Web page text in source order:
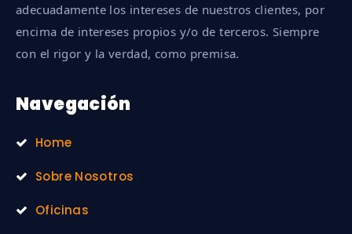
adecuadamente los intereses de nuestros clientes, por
encima de intereses propios y/o de terceros. Siempre
con el rigor y la verdad, como premisa.
Navegación
Home
Sobre Nosotros
Oficinas